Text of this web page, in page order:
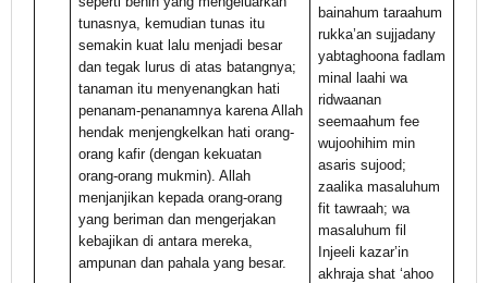
tunasnya, kemudian tunas itu
semakin kuat lalu menjadi besar
dan tegak lurus di atas batangnya;
tanaman itu menyenangkan hati
penanam-penanamnya karena Allah
hendak menjengkelkan hati orang-
orang kafir (dengan kekuatan
orang-orang mukmin). Allah
menjanjikan kepada orang-orang
yang beriman dan mengerjakan
kebajikan di antara mereka,
ampunan dan pahala yang besar.
bainahum taraahum
rukka’an sujjadany
yabtaghoona fadlam
minal laahi wa
ridwaanan
seemaahum fee
wujoohihim min
asaris sujood;
zaalika masaluhum
fit tawraah; wa
masaluhum fil
Injeeli kazar’in
akhraja shat ‘ahoo